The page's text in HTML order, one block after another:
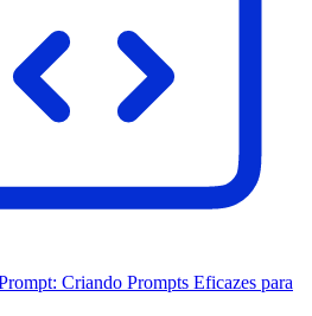
Criando Prompts Eficazes para